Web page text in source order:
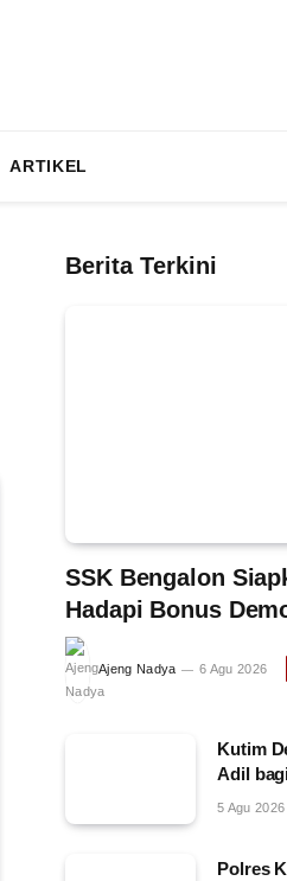
ARTIKEL
Berita Terkini
SSK Bengalon
Hadapi Bonus
Ajeng Nadya 6 Agu 2026
Kutim
Adil
5 Agu 2026
Polres